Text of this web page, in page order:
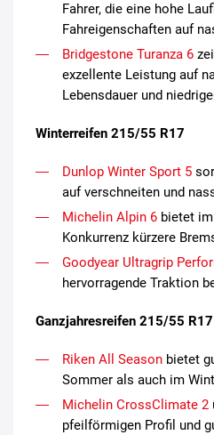
Fahrer, die eine hohe
Fahreigenschaften auf
Bridgestone Turanza 6
exzellente Leistung auf
Lebensdauer und
Winterreifen 215/55 R17
Dunlop Winter Sport 5
auf verschneiten und
Michelin Alpin 6 bietet
Konkurrenz kürzere
Goodyear Ultragrip
hervorragende Traktion
Ganzjahresreifen 215/55 R17
Riken All Season bietet
Sommer als auch im
Michelin CrossClimate 2
pfeilförmigen Profil und